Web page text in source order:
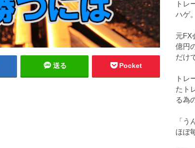
送る Pocket
トレ
ハゲ。
元FX
億円
だけ
トレ
たト
る為
「
ほぼ